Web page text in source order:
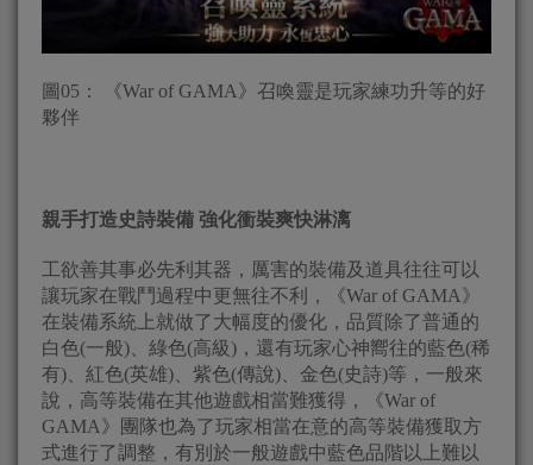
圖05： 《War of GAMA》召喚靈是玩家練功升等的好
夥伴
親手打造史詩裝備 強化衝裝爽快淋漓
工欲善其事必先利其器，厲害的裝備及道具往往可以
讓玩家在戰鬥過程中更無往不利，《War of GAMA》
在裝備系統上就做了大幅度的優化，品質除了普通的
白色(一般)、綠色(高級)，還有玩家心神嚮往的藍色(稀
有)、紅色(英雄)、紫色(傳說)、金色(史詩)等，一般來
說，高等裝備在其他遊戲相當難獲得，《War of
GAMA》團隊也為了玩家相當在意的高等裝備獲取方
式進行了調整，有別於一般遊戲中藍色品階以上難以